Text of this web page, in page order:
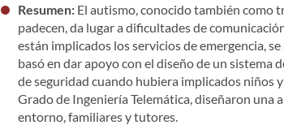
Resumen: El autismo, conocido también como
padecen, da lugar a dificultades de
están implicados los servicios de emergencia,
basó en dar apoyo con el diseño de un sistema
de seguridad cuando hubiera implicados niños
Grado de Ingeniería Telemática, diseñaron una
entorno, familiares y tutores.